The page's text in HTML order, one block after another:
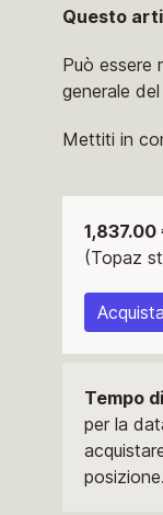
Questo
Può essere
generale
Mettiti in
1,837.00
(Topaz
Tempo
per la
posizione.